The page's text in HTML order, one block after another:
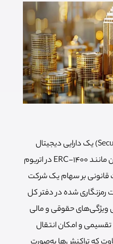
سهام توکنیزه شده (Security Token) یک دارایی دیجیتال
است که با استانداردهای بلاک چین مانند ERC-1400 در اتریوم
قانونی بر سهام یک شرکت
شده در دفتر کل
ویژگی‌های حقوقی و مالی
و امکان انتقال